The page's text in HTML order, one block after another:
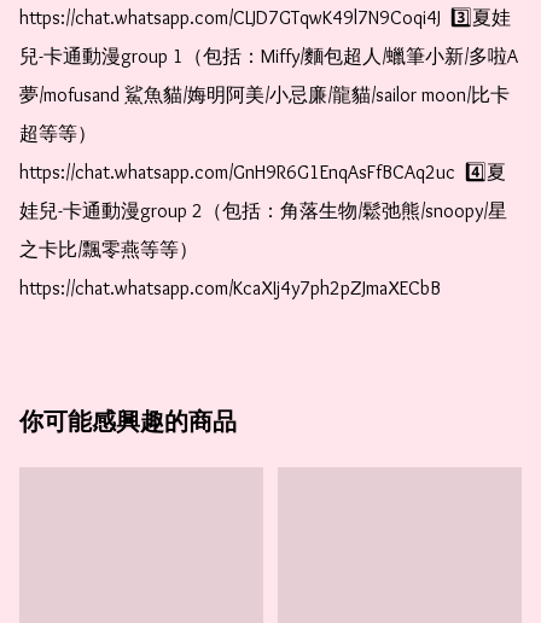
https://chat.whatsapp.com/CLJD7GTqwK49l7N9Coqi4J  3️⃣夏娃
兒-卡通動漫group 1（包括：Miffy/麵包超人/蠟筆小新/多啦A
夢/mofusand 鯊魚貓/娒明阿美/小忌廉/龍貓/sailor moon/比卡
超等等）
https://chat.whatsapp.com/GnH9R6G1EnqAsFfBCAq2uc  4️⃣夏
娃兒-卡通動漫group 2（包括：角落生物/鬆弛熊/snoopy/星
之卡比/飄零燕等等）
https://chat.whatsapp.com/KcaXIj4y7ph2pZJmaXECbB
你可能感興趣的商品